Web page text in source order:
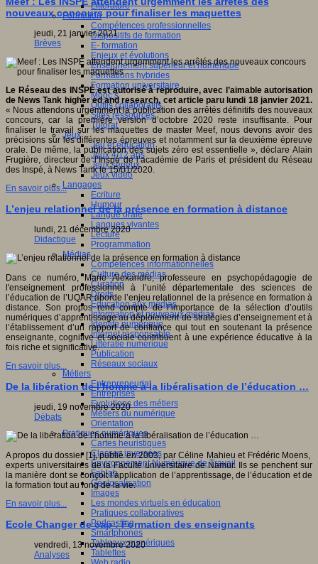
Littérature
Formation
Compétences professionnelles
Dispositifs de formation
E- formation
Enjeux et évolutions
Enseignement supérieur et numérique
Formations hybrides
Formation universitaire
Mooc’s
Outils collaboratifs
Sites ressources
Tutorat
Jeux
Jeu et éducation
Jeux 4/12 ans
Jeux sérieux
Jeux vidéo
Langages
Ecriture
Humour
Langue orale
Langues vivantes
Lecture
Programmation
Médias
Compétences informationnelles
Culture des médias
Curation
Droits
Education aux médias
Information et nouveaux médias
Identité numérique
Internet responsable
Littératie numérique
Publication
Réseaux sociaux
Métiers
Entrepreneuriat
Entreprises
Evolutions des métiers
Métiers du numérique
Orientation
Pratiques numériques
Cartes heuristiques
Classes inversées
Environnement Numérique de Travail
Fablab
Géolocalisation
Images
Les mondes virtuels en éducation
Pratiques collaboratives
Podcasting
Smartphones
Tableaux numériques
Tablettes
nouveaux concours pour finaliser les maquettes
jeudi, 21 janvier 2021
Brèves
Le Réseau des INSPÉ est autorisé à reproduire, avec l’aimable autorisation
de News Tank higher ed and research, cet article paru lundi 18 janvier 2021.
« Nous attendons urgemment la publication des arrêtés définitifs des nouveaux
concours, car la première version d’octobre 2020 reste insuffisante. Pour
finaliser le travail sur les maquettes de master Meef, nous devons avoir des
précisions sur les différentes épreuves et notamment sur la deuxième épreuve
orale. De même, la publication des sujets zéro est essentielle », déclare Alain
Frugière, directeur de l’Inspé de l’académie de Paris et président du Réseau
des Inspé, à News Tank le 15/01/2020.
En savoir plus...
L’enjeu relationnel de la présence en formation à distance
lundi, 21 décembre 2020
Didactique
Dans ce numéro, Marie Alexandre, professeure en psychopédagogie de
l'enseignement professionnel à l’unité départementale des sciences de
l’éducation de l’UQAR aborde l’enjeu relationnel de la présence en formation à
distance. Son propos rend compte de l’importance de la sélection d’outils
numériques d’apprentissage au déploiement de stratégies d’enseignement et à
l’établissement d’un rapport de confiance qui tout en soutenant la présence
enseignante, cognitive et sociale contribuent à une expérience éducative à la
fois riche et significative.
En savoir plus...
De la libération de l’homme à la libéralisation de l’éducation …
jeudi, 19 novembre 2020
Débats
A propos du dossier [1], publié en 2003, par Céline Mahieu et Frédéric Moens,
experts universitaires de la Faculté universitaire de Namur. Ils se penchent sur
la manière dont se conçoit l’application de l’apprentissage, de l’éducation et de
la formation tout au long de la vie.
En savoir plus...
Ecole Changer de cap : Formation des enseignants
vendredi, 13 novembre 2020
Analyses